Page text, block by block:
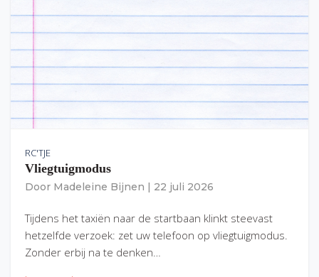
RC'TJE
Vliegtuigmodus
Door Madeleine Bijnen 22 juli 2026
Tijdens het taxiën naar de startbaan klinkt steevast
hetzelfde verzoek: zet uw telefoon op vliegtuigmodus.
Zonder erbij na te denken…